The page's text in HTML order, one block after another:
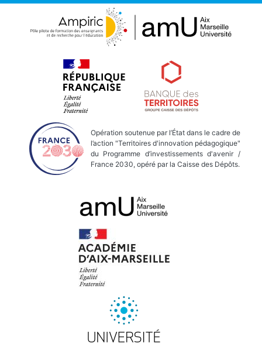
Opération soutenue par l’État dans le cadre de
l’action "Territoires d'innovation pédagogique"
du Programme d’investissements d'avenir /
France 2030, opéré par la Caisse des Dépôts.